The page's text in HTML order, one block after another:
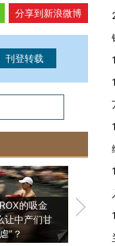
分享到新浪微博
的吸金
让中产们甘
”？
马航飞
粒摇